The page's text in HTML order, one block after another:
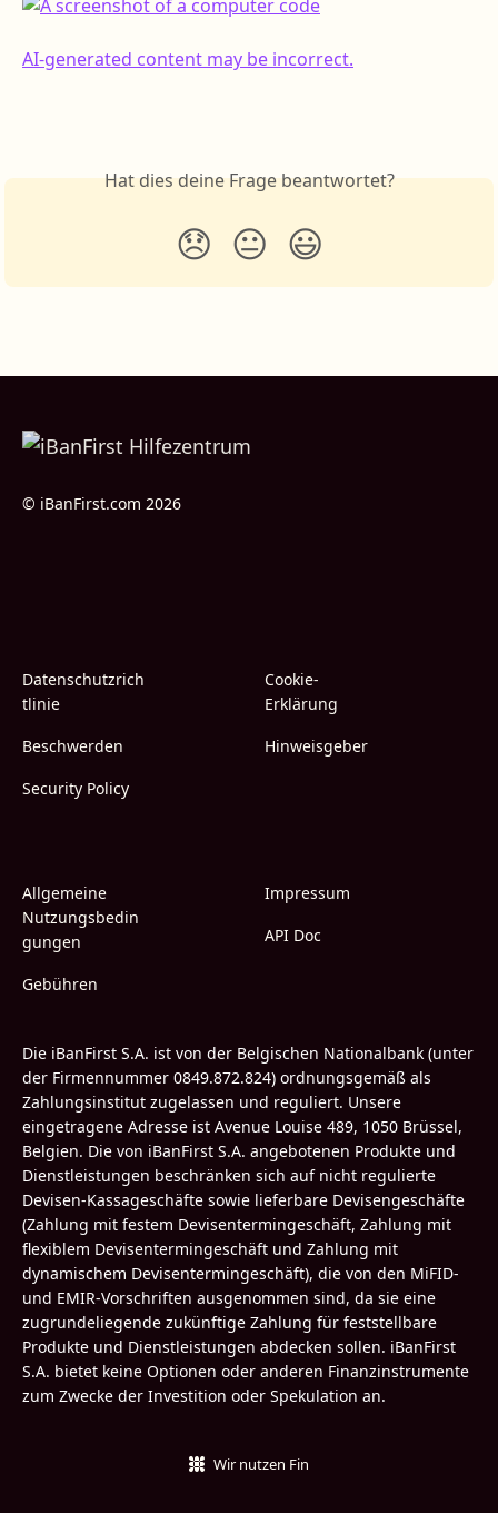
Hat dies deine Frage beantwortet?
😞 😐 😃
© iBanFirst.com 2026
Datenschutzrich
tlinie
Beschwerden
Security Policy
Cookie-
Erklärung
Hinweisgeber
Allgemeine
Nutzungsbedin
gungen
Gebühren
Impressum
API Doc
Die iBanFirst S.A. ist von der Belgischen Nationalbank (unter
der Firmennummer 0849.872.824) ordnungsgemäß als
Zahlungsinstitut zugelassen und reguliert. Unsere
eingetragene Adresse ist Avenue Louise 489, 1050 Brüssel,
Belgien. Die von iBanFirst S.A. angebotenen Produkte und
Dienstleistungen beschränken sich auf nicht regulierte
Devisen-Kassageschäfte sowie lieferbare Devisengeschäfte
(Zahlung mit festem Devisentermingeschäft, Zahlung mit
flexiblem Devisentermingeschäft und Zahlung mit
dynamischem Devisentermingeschäft), die von den MiFID-
und EMIR-Vorschriften ausgenommen sind, da sie eine
zugrundeliegende zukünftige Zahlung für feststellbare
Produkte und Dienstleistungen abdecken sollen. iBanFirst
S.A. bietet keine Optionen oder anderen Finanzinstrumente
zum Zwecke der Investition oder Spekulation an.
Wir nutzen Fin